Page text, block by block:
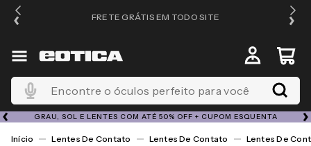
FRETE GRÁTIS EM TODO SITE
Encontre o óculos perfeito para você
GRAU, SOL E LENTES COM ATÉ 50% OFF + CUPOM ESQUENTA
Lentes De Contato Lentes De Contato Lentes De